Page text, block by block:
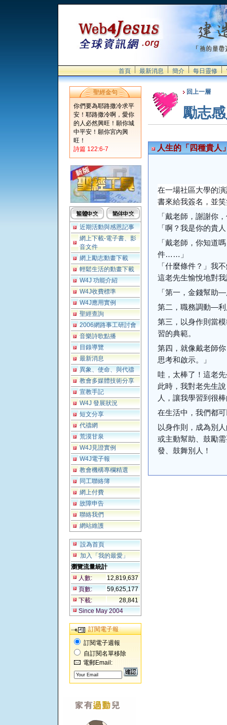
首頁 最新消息 簡介 每日靈修
聖經金句
你們要為耶路撒冷求平
安！耶路撒冷啊，愛你
的人必然興旺！願你城
中平安！願你宮內興
旺！
詩篇 122:6-7
近期活動與感恩記事
網上下載-電子書、影
音文件
網上勵志動畫下載
輕鬆生活的動畫下載
W4J 功能介紹
W4J收費標準
W4J應用實例
聖經查詢
2006網路事工研討會
音樂詩歌點播
目錄導覽
最新消息
異象、使命、與代禱
教會多媒體技術分享
宣教手記
W4J 發展狀況
短文分享
代禱網
荒漠甘泉
W4J見證實例
W4J電子報
教會機構專欄精選
同工聯絡簿
網上付費
故障申告
聯絡我們
網站維護
設為首頁
加入「我的最愛」
瀏覽流量統計
人數:
12,819,637
頁數:
59,625,177
下載:
28,841
Since May 2004
訂閱電子報
訂閱電子週報
自訂閱名單移除
電郵Email:
回上一層
勵志
人生的「四種貴人
在一場社區大學的
書來給我簽名，並
「戴老師，謝謝你
「啊？我是你的貴
「戴老師，你知道
件……」
「什麼條件？」我
這老先生愉悅地對
「第一，金錢幫助
第二，職務調動—利
第三，以身作則當
習的典範。
第四，就像戴老師
思考和啟示。」
哇，太棒了！這老
此時，我對老先生
人，讓我學習到很
在生活中，我們都
以身作則，成為別
或主動幫助、鼓勵
發、鼓舞別人！